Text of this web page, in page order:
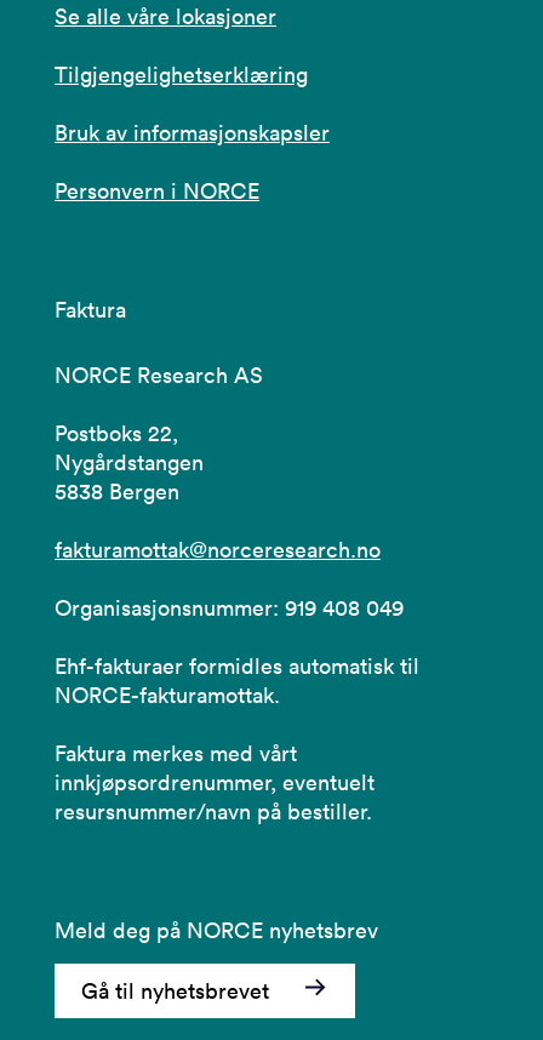
Se alle våre lokasjoner
Tilgjengelighetserklæring
Bruk av informasjonskapsler
Personvern i NORCE
Faktura
NORCE Research AS
Postboks 22,
Nygårdstangen
5838 Bergen
fakturamottak@norceresearch.no
Organisasjonsnummer: 919 408 049
Ehf-fakturaer formidles automatisk til
NORCE-fakturamottak.
Faktura merkes med vårt
innkjøpsordrenummer, eventuelt
resursnummer/navn på bestiller.
Meld deg på NORCE nyhetsbrev
Gå til nyhetsbrevet